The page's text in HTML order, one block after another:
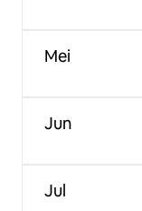
Mei
Jun
Jul